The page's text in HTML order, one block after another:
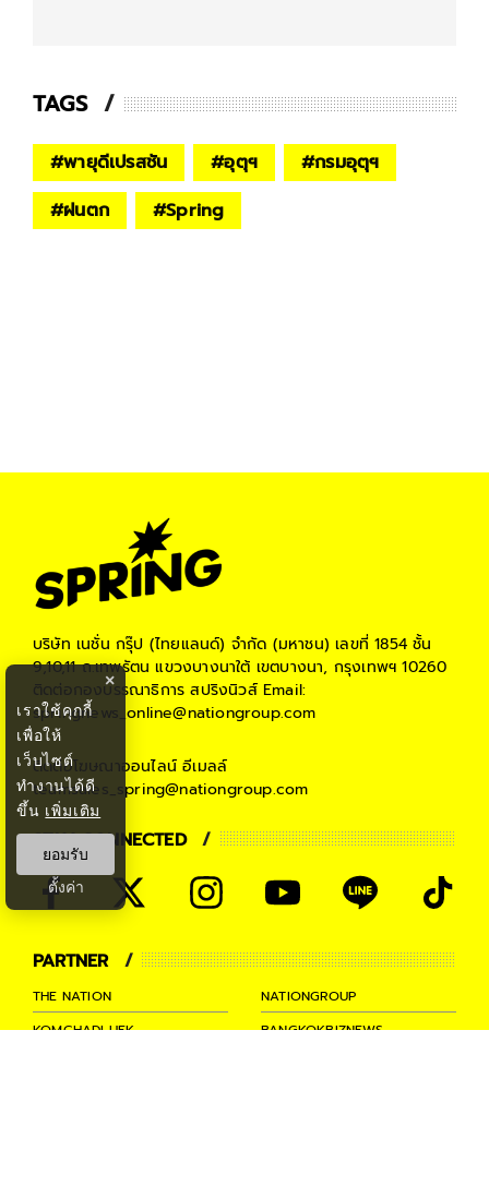
TAGS
#พายุดีเปรสชัน #อุตุฯ #กรมอุตุฯ
#ฝนตก #Spring
บริษัท เนชั่น กรุ๊ป (ไทยแลนด์) จำกัด (มหาชน) เลขที่ 1854 ชั้น
9,10,11 ถ.เทพรัตน แขวงบางนาใต้ เขตบางนา, กรุงเทพฯ 10260
ติดต่อกองบรรณาธิการ สปริงนิวส์Email:
springnews_online@nationgroup.com
ติดต่อโฆษณาออนไลน์ อีเมลล์
teamsales_spring@nationgroup.com
STAY CONNECTED
PARTNER
THE NATION
NATIONGROUP
KOMCHADLUEK
BANGKOKBIZNEWS
×
เราใช้คุกกี้
เพื่อให้
เว็บไซต์
ทำงานได้ดี
ขึ้น เพิ่มเติม
ยอมรับ
ตั้งค่า